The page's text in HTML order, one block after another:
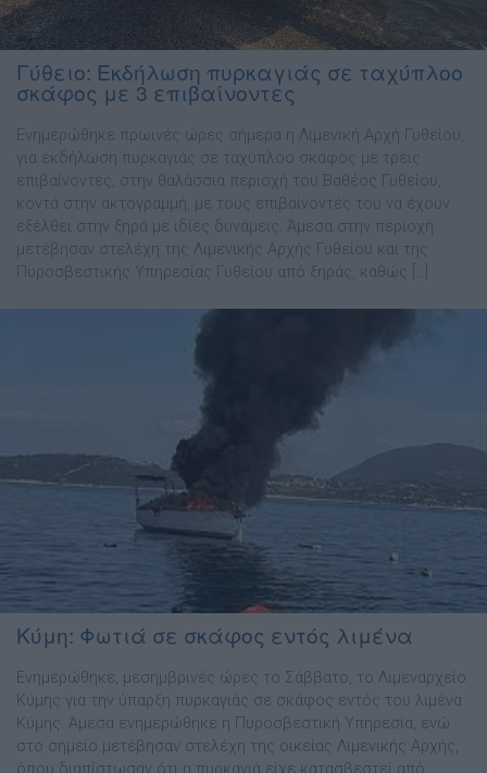
Γύθειο: Εκδήλωση πυρκαγιάς σε ταχύπλοο
σκάφος με 3 επιβαίνοντες
Ενημερώθηκε πρωινές ώρες σήμερα η Λιμενική Αρχή Γυθείου,
για εκδήλωση πυρκαγιάς σε ταχύπλοο σκάφος με τρεις
επιβαίνοντες, στην θαλάσσια περιοχή του Βαθέος Γυθείου,
κοντά στην ακτογραμμή, με τους επιβαίνοντές του να έχουν
εξέλθει στην ξηρά με ιδίες δυνάμεις. Άμεσα στην περιοχή
μετέβησαν στελέχη της Λιμενικής Αρχής Γυθείου και της
Πυροσβεστικής Υπηρεσίας Γυθείου από ξηράς, καθώς […]
Κύμη: Φωτιά σε σκάφος εντός λιμένα
Ενημερώθηκε, μεσημβρινές ώρες το Σάββατο, το Λιμεναρχείο
Κύμης για την ύπαρξη πυρκαγιάς σε σκάφος εντός του λιμένα
Κύμης. Άμεσα ενημερώθηκε η Πυροσβεστική Υπηρεσία, ενώ
στο σημείο μετέβησαν στελέχη της οικείας Λιμενικής Αρχής,